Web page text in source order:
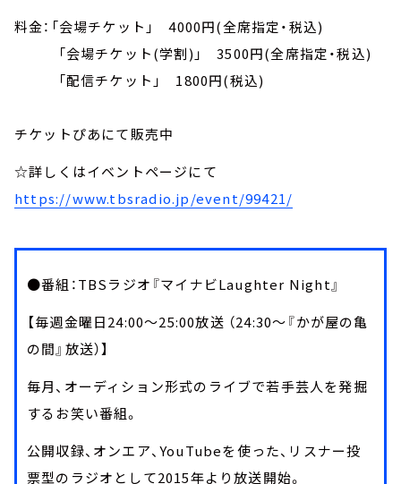
料金：「会場チケット」 4000円(全席指定・税込)
「会場チケット(学割)」 3500円(全席指定・税込)
「配信チケット」 1800円(税込)
チケットぴあにて販売中
☆詳しくはイベントページにて
https://www.tbsradio.jp/event/99421/
●番組：TBSラジオ『マイナビLaughter Night』
【毎週金曜日24:00～25:00放送 （24:30～『かが屋の亀
の間』放送）】
毎月、オーディション形式のライブで若手芸人を発掘
するお笑い番組。
公開収録、オンエア、YouTubeを使った、リスナー投
票型のラジオとして2015年より放送開始。